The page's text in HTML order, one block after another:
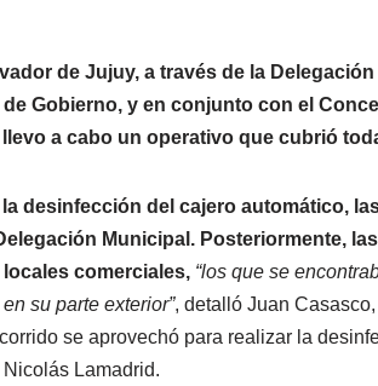
de Jujuy, a través de la
Gobierno, y en conjunto con el
a cabo un operativo que cubrió
desinfección del cajero automático,
Municipal. Posteriormente,
comerciales, “los que se
su parte exterior”, detalló Juan
se aprovechó para realizar la
Lamadrid.